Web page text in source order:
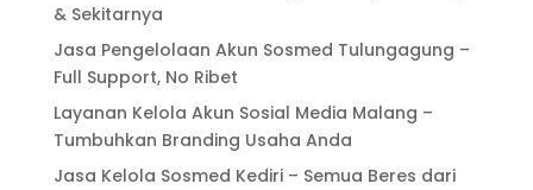
& Sekitarnya
Jasa Pengelolaan Akun Sosmed Tulungagung –
Full Support, No Ribet
Layanan Kelola Akun Sosial Media Malang –
Tumbuhkan Branding Usaha Anda
Jasa Kelola Sosmed Kediri – Semua Beres dari